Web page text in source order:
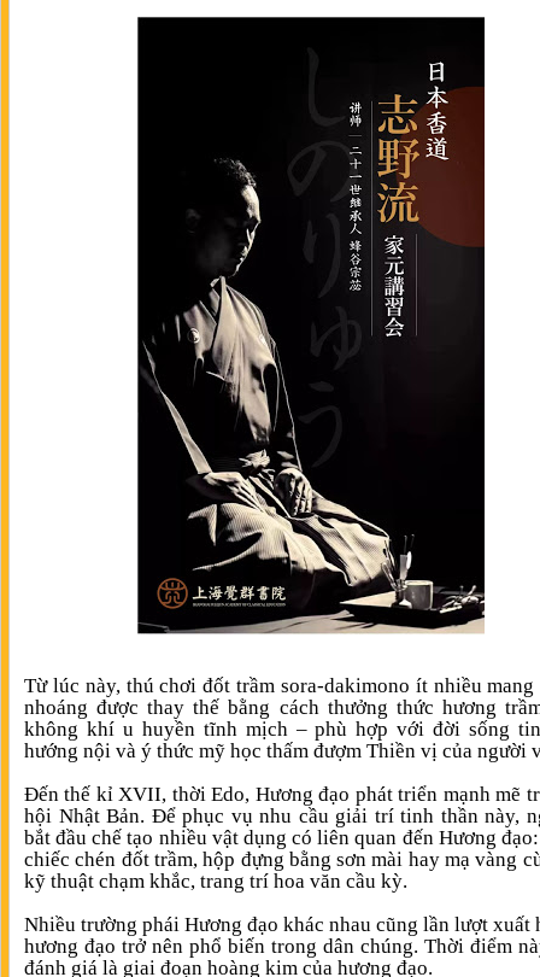
Từ lúc này, thú chơi đốt trầm sora-dakimono ít nhiều mang
nhoáng được thay thế bằng cách thưởng thức hương
không khí u huyền tĩnh mịch – phù hợp với đời sống
hướng nội và ý thức mỹ học thấm đượm Thiền vị của người
Đến thế kỉ XVII, thời Edo, Hương đạo phát triển mạnh mẽ
hội Nhật Bản. Để phục vụ nhu cầu giải trí tinh thần này,
bắt đầu chế tạo nhiều vật dụng có liên quan đến Hương
chiếc chén đốt trầm, hộp đựng bằng sơn mài hay mạ vàng
kỹ thuật chạm khắc, trang trí hoa văn cầu kỳ.
Nhiều trường phái Hương đạo khác nhau cũng lần lượt xuất
hương đạo trở nên phổ biến trong dân chúng. Thời điểm
đánh giá là giai đoạn hoàng kim của hương đạo.